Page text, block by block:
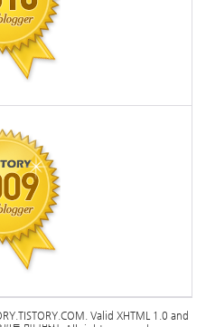
. Valid XHTML 1.0 and